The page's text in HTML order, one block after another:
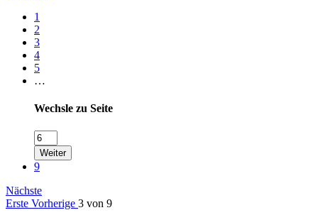
1
2
3
4
5
…
Wechsle zu Seite
Weiter
9
Nächste
Erste Vorherige 3 von 9